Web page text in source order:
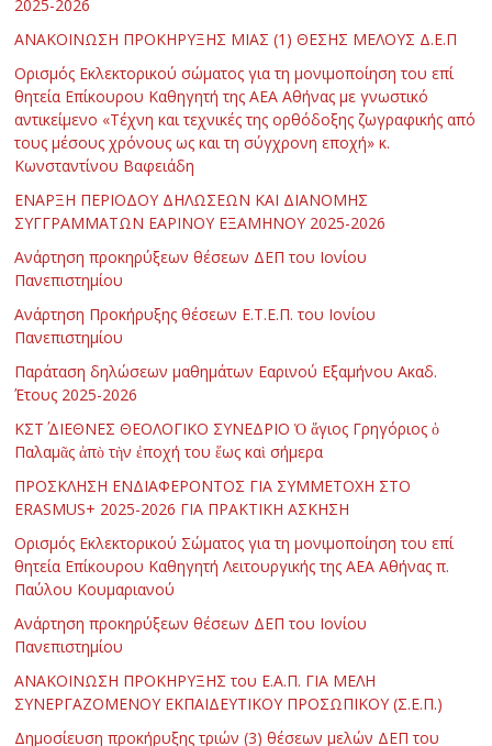
2025-2026
ΑΝΑΚΟΙΝΩΣΗ ΠΡΟΚΗΡΥΞΗΣ ΜΙΑΣ (1) ΘΕΣΗΣ ΜΕΛΟΥΣ Δ.Ε.Π
Ορισμός Εκλεκτορικού σώματος για τη μονιμοποίηση του επί
θητεία Επίκουρου Καθηγητή της ΑΕΑ Αθήνας με γνωστικό
αντικείμενο «Τέχνη και τεχνικές της ορθόδοξης ζωγραφικής από
τους μέσους χρόνους ως και τη σύγχρονη εποχή» κ.
Κωνσταντίνου Βαφειάδη
ΕΝΑΡΞΗ ΠΕΡΙΟΔΟΥ ΔΗΛΩΣΕΩΝ ΚΑΙ ΔΙΑΝΟΜΗΣ
ΣΥΓΓΡΑΜΜΑΤΩΝ ΕΑΡΙΝΟΥ ΕΞΑΜΗΝΟΥ 2025-2026
Ανάρτηση προκηρύξεων θέσεων ΔΕΠ του Ιονίου
Πανεπιστημίου
Ανάρτηση Προκήρυξης θέσεων Ε.Τ.Ε.Π. του Ιονίου
Πανεπιστημίου
Παράταση δηλώσεων μαθημάτων Εαρινού Εξαμήνου Ακαδ.
Έτους 2025-2026
ΚΣΤ΄ ΔΙΕΘΝΕΣ ΘΕΟΛΟΓΙΚΟ ΣΥΝΕΔΡΙΟ Ὁ ἅγιος Γρηγόριος ὁ
Παλαμᾶς ἀπὸ τὴν ἐποχή του ἕως καὶ σήμερα
ΠΡΟΣΚΛΗΣΗ ΕΝΔΙΑΦΕΡΟΝΤΟΣ ΓΙΑ ΣΥΜΜΕΤΟΧΗ ΣΤΟ
ERASMUS+ 2025-2026 ΓΙΑ ΠΡΑΚΤΙΚΗ ΑΣΚΗΣΗ
Ορισμός Εκλεκτορικού Σώματος για τη μονιμοποίηση του επί
θητεία Επίκουρου Καθηγητή Λειτουργικής της ΑΕΑ Αθήνας π.
Παύλου Κουμαριανού
Ανάρτηση προκηρύξεων θέσεων ΔΕΠ του Ιονίου
Πανεπιστημίου
ΑΝΑΚΟΙΝΩΣΗ ΠΡΟΚΗΡΥΞΗΣ του Ε.Α.Π. ΓΙΑ ΜΕΛΗ
ΣΥΝΕΡΓΑΖΟΜΕΝΟΥ ΕΚΠΑΙΔΕΥΤΙΚΟΥ ΠΡΟΣΩΠΙΚΟΥ (Σ.Ε.Π.)
Δημοσίευση προκήρυξης τριών (3) θέσεων μελών ΔΕΠ του